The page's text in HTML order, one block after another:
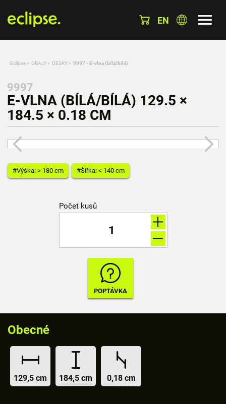
EN
Eclipse » OBALY » DESKY » 9997 - E-vlna (bílá/bílá)
9997
E-VLNA (BÍLÁ/BÍLÁ) 129.5 ×
184.5 × 0.18 CM
#Výška: > 180 cm #Šířka: < 140 cm
Počet kusů
Obecné
129,5 cm 184,5 cm 0,18 cm